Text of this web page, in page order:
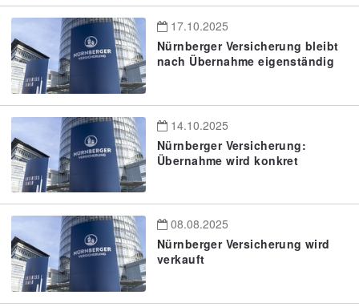
17.10.2025
Nürnberger Versicherung bleibt
nach Übernahme eigenständig
14.10.2025
Nürnberger Versicherung:
Übernahme wird konkret
08.08.2025
Nürnberger Versicherung wird
verkauft